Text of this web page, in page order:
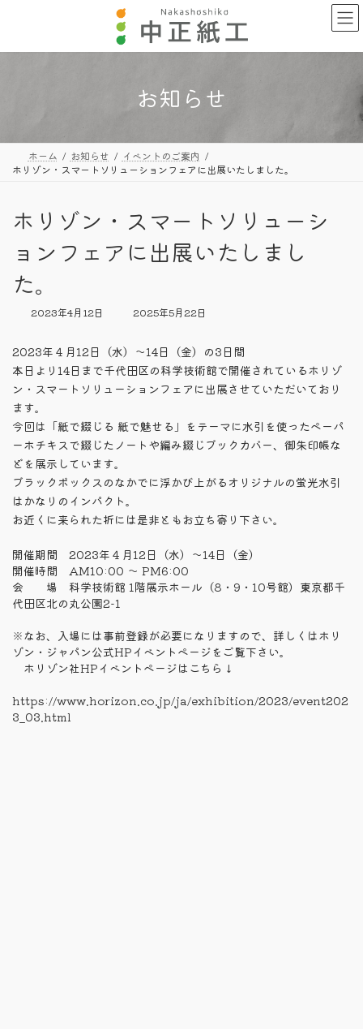
ン
ー
お知らせ
ホーム お知らせ
イベントのご案内
ホリゾン・スマートソリューションフェアに出展いたしました。
ホリゾン・スマートソリューシ
ョンフェアに出展いたしまし
た。
2023年4月12日
最
新
日
時
2025年5月22日
2023年４月12日（水）〜14日（金）の3日間
本日より14日まで千代田区の科学技術館で開催されているホリゾ
ン・スマートソリューションフェアに出展させていただいており
ます。
今回は「紙で綴じる 紙で魅せる」をテーマに水引を使ったペーパ
ーホチキスで綴じたノートや編み綴じブックカバー、御朱印帳な
どを展示しています。
ブラックボックスのなかでに浮かび上がるオリジナルの蛍光水引
はかなりのインパクト。
お近くに来られた折には是非ともお立ち寄り下さい。
開催期間 2023年４月12日（水）〜14日（金）
開催時間 AM10:00 ～ PM6:00
会 場 科学技術館 1階展示ホール（8・9・10号館）東京都千
代田区北の丸公園2-1
※なお、入場には事前登録が必要になりますので、詳しくはホリ
ゾン・ジャパン公式HPイベントページをご覧下さい。
ホリゾン社HPイベントページはこちら↓
https://www.horizon.co.jp/ja/exhibition/2023/event202
3_03.html